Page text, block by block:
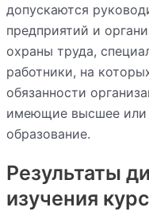
допускаются
предприятий и
охраны труда,
работники, на
обязанности
имеющие высшее или
образование.
Результаты
изучения